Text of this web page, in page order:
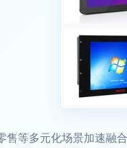
售等多元化场景加速融